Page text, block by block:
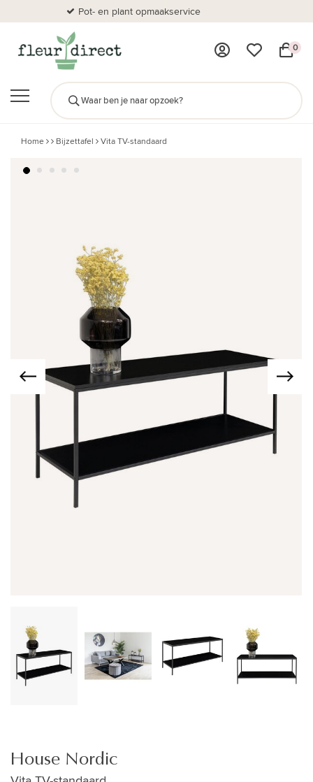
Pot- en plant opmaakservice
0
Home Bijzettafel Vita TV-standaard
House Nordic